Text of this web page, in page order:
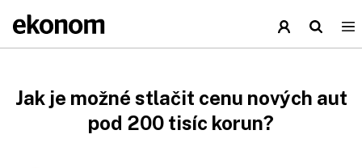
Jak je možné stlačit cenu nových aut
pod 200 tisíc korun?